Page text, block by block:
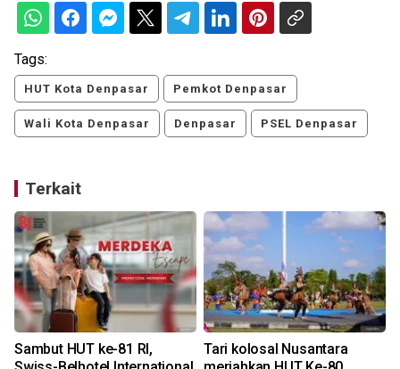
Tags:
HUT Kota Denpasar Pemkot Denpasar
Wali Kota Denpasar Denpasar PSEL Denpasar
Terkait
Sambut HUT ke-81 RI,
Tari kolosal Nusantara